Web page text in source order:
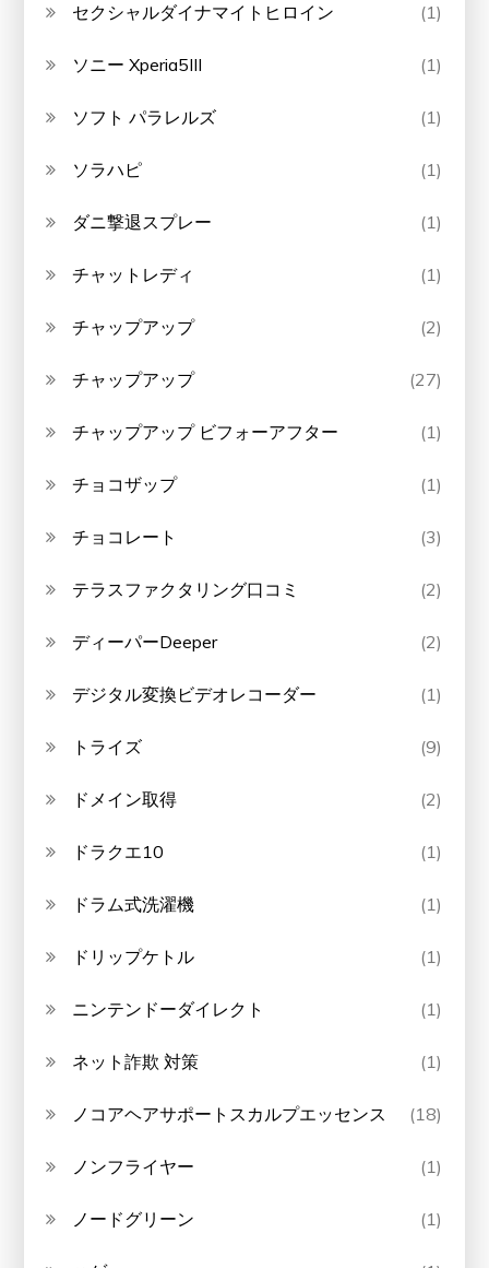
セクシャルダイナマイトヒロイン (1)
ソニー Xperia5III (1)
ソフト パラレルズ (1)
ソラハピ (1)
ダニ撃退スプレー (1)
チャットレディ (1)
チャップアップ (2)
チャップアップ (27)
チャップアップ ビフォーアフター (1)
チョコザップ (1)
チョコレート (3)
テラスファクタリング口コミ (2)
ディーパーDeeper (2)
デジタル変換ビデオレコーダー (1)
トライズ (9)
ドメイン取得 (2)
ドラクエ10 (1)
ドラム式洗濯機 (1)
ドリップケトル (1)
ニンテンドーダイレクト (1)
ネット詐欺 対策 (1)
ノコアヘアサポートスカルプエッセンス (18)
ノンフライヤー (1)
ノードグリーン (1)